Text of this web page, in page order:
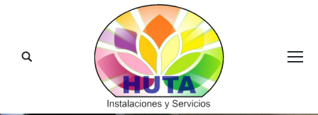
Buscar: